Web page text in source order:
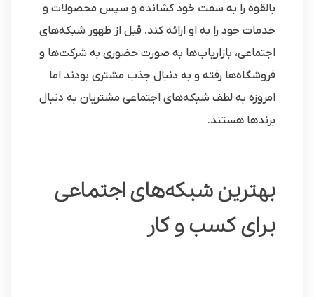
بالقوه را به سمت خود کشانده و سپس محصولات و
خدمات خود را به او ارائه کند. قبل از ظهور شبکه‌های
اجتماعی، بازاریاب‌ها به صورت حضوری به شرکت‌ها و
فروشگاه‌ها رفته و به دنبال جذب مشتری بودند اما
امروزه به لطف شبکه‌های اجتماعی مشتریان به دنبال
برندها هستند.
بهترین شبکه‌های اجتماعی
برای کسب و کار